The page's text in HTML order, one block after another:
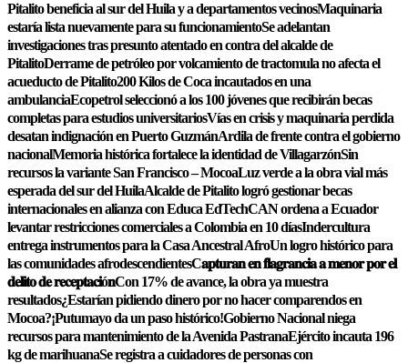
Pitalito beneficia al sur del Huila y a departamentos vecinosMaquinaria
estaría lista nuevamente para su funcionamientoSe adelantan
investigaciones tras presunto atentado en contra del alcalde de
PitalitoDerrame de petróleo por volcamiento de tractomula no afecta el
acueducto de Pitalito200 Kilos de Coca incautados en una
ambulanciaEcopetrol seleccionó a los 100 jóvenes que recibirán becas
completas para estudios universitariosVías en crisis y maquinaria perdida
desatan indignación en Puerto GuzmánArdila de frente contra el gobierno
nacionalMemoria histórica fortalece la identidad de VillagarzónSin
recursos la variante San Francisco – MocoaLuz verde a la obra vial más
esperada del sur del HuilaAlcalde de Pitalito logró gestionar becas
internacionales en alianza con Educa EdTechCAN ordena a Ecuador
levantar restricciones comerciales a Colombia en 10 díasIndercultura
entrega instrumentos para la Casa Ancestral AfroUn logro histórico para
las comunidades afrodescendientesC𝐚𝐩𝐭𝐮𝐫𝐚𝐧 𝐞𝐧 𝐟𝐥𝐚𝐠𝐫𝐚𝐧𝐜𝐢𝐚 𝐚 𝐦𝐞𝐧𝐨𝐫 𝐩𝐨𝐫 𝐞𝐥
𝐝𝐞𝐥𝐢𝐭𝐨 𝐝𝐞 𝐫𝐞𝐜𝐞𝐩𝐭𝐚𝐜𝐢ó𝐧Con 17% de avance, la obra ya muestra
resultados¿Estarían pidiendo dinero por no hacer comparendos en
Mocoa?¡Putumayo da un paso histórico!Gobierno Nacional niega
recursos para mantenimiento de la Avenida PastranaEjército incauta 196
kg de marihuanaSe registra a cuidadores de personas con